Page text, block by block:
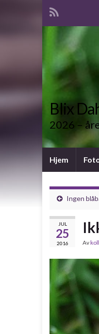
Blix
2026 –
Hjem
Ingen
JUL
25
2016 Av